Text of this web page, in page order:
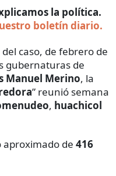
la política.
boletín diario.
caso, de febrero de
gubernaturas de
Manuel Merino, la
” reunió semana
, huachicol
aproximado de 416